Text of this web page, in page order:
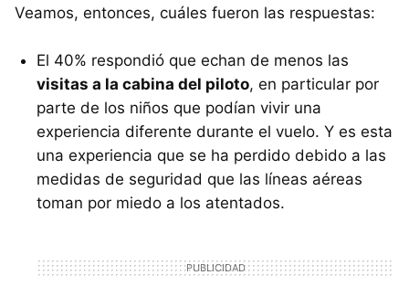
Veamos, entonces, cuáles fueron las respuestas:
El 40% respondió que echan de menos las
visitas a la cabina del piloto, en particular por
parte de los niños que podían vivir una
experiencia diferente durante el vuelo. Y es esta
una experiencia que se ha perdido debido a las
medidas de seguridad que las líneas aéreas
toman por miedo a los atentados.